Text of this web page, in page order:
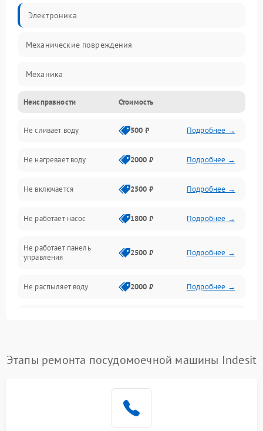
Электроника
Механические повреждения
Механика
Управление
Электропитание
Датчики
Нагрев
Вода
Гигиена
Программное обеспечение
Неисправности Стоимость
Не сливает воду 500 ₽ Подробнее →
Не нагревает воду 2000 ₽ Подробнее →
Не включается 2500 ₽ Подробнее →
Не работает насос 1800 ₽ Подробнее →
Не работает панель
управления
2500 ₽ Подробнее →
Не распыляет воду 2000 ₽ Подробнее →
воды
1800 ₽ Подробнее →
Этапы ремонта посудомоечной машины Indesit